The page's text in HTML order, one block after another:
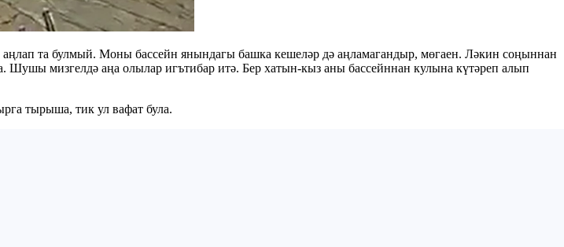
аңлап та булмый. Моны бассейн янындагы башка кешеләр дә аңламагандыр, мөгаен. Ләкин соңыннан
мизгелдә аңа олылар игътибар итә. Бер хатын-кыз аны бассейннан кулына күтәреп алып
тырыша, тик ул вафат була.